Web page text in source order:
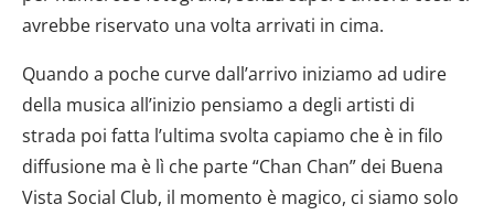
avrebbe riservato una volta arrivati in cima.
Quando a poche curve dall’arrivo iniziamo ad udire
della musica all’inizio pensiamo a degli artisti di
strada poi fatta l’ultima svolta capiamo che è in filo
diffusione ma è lì che parte “Chan Chan” dei Buena
Vista Social Club, il momento è magico, ci siamo solo